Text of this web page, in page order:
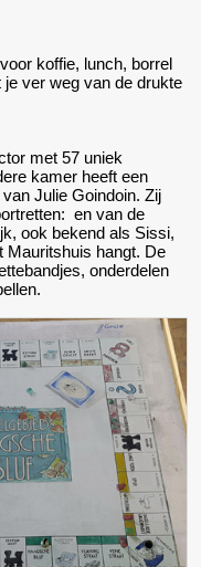
koffie, lunch, borrel
ver weg van de drukte
met 57 uniek
kamer heeft een
Julie Goindoin. Zij
en van de
ook bekend als Sissi,
Mauritshuis hangt. De
onderdelen